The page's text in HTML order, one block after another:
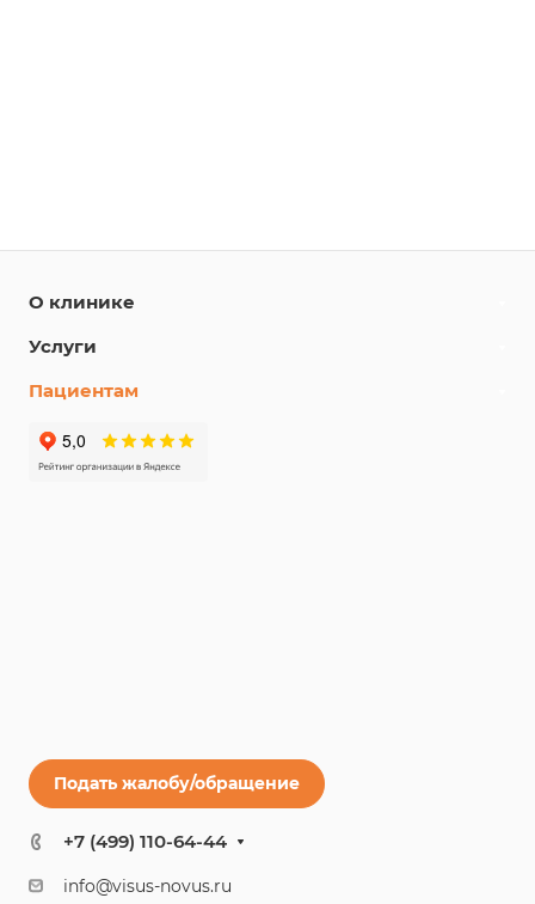
О клинике
Услуги
Пациентам
Подать жалобу/обращение
+7 (499) 110-64-44
info@visus-novus.ru